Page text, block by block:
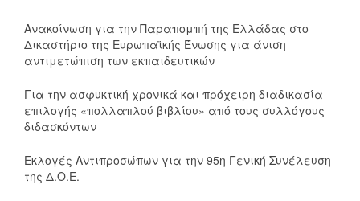
Ανακοίνωση για την Παραπομπή της Ελλάδας στο
Δικαστήριο της Ευρωπαϊκής Ένωσης για άνιση
αντιμετώπιση των εκπαιδευτικών
Για την ασφυκτική χρονικά και πρόχειρη διαδικασία
επιλογής «πολλαπλού βιβλίου» από τους συλλόγους
διδασκόντων
Εκλογές Αντιπροσώπων για την 95η Γενική Συνέλευση
της Δ.Ο.Ε.